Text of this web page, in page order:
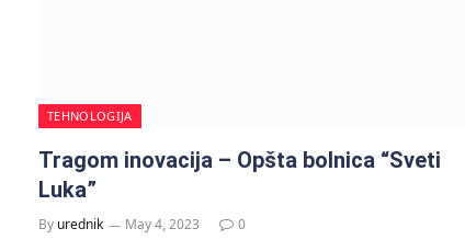
TEHNOLOGIJA
Tragom inovacija – Opšta bolnica “Sveti
Luka”
By urednik May 4, 2023 0